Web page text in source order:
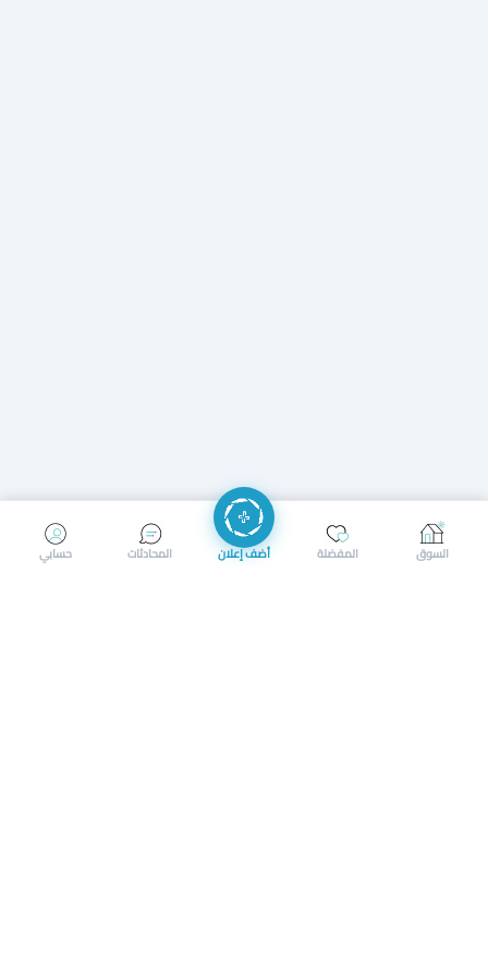
إرسال رسالة إجراء مكالمة
حسابي المحادثات أضف إعلان المفضلة السوق